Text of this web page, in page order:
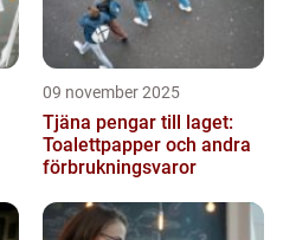
09 november 2025
Tjäna pengar till laget:
Toalettpapper och andra
förbrukningsvaror